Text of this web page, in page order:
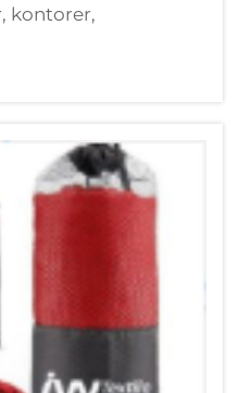
kontorer,
der oplever en
ud og ind,
Her kommer
til...